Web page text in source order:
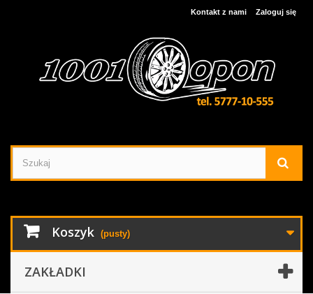
Zaloguj się
Kontakt z nami
Koszyk (pusty)
ZAKŁADKI